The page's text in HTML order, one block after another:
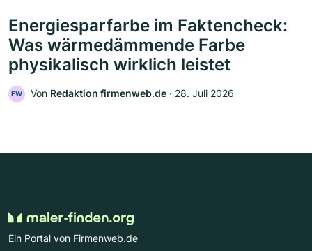
Energiesparfarbe im Faktencheck:
Was wärmedämmende Farbe
physikalisch wirklich leistet
FW Von Redaktion firmenweb.de ‧ 28. Juli 2026
Ein Portal von Firmenweb.de